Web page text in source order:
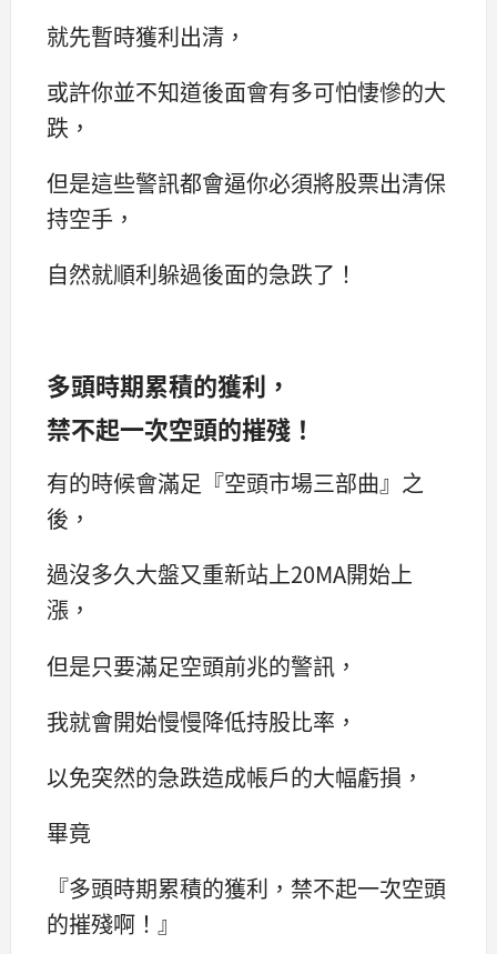
就先暫時獲利出清，
或許你並不知道後面會有多可怕悽慘的大
跌，
但是這些警訊都會逼你必須將股票出清保
持空手，
自然就順利躲過後面的急跌了！
多頭時期累積的獲利，
禁不起一次空頭的摧殘！
有的時候會滿足『空頭市場三部曲』之
後，
過沒多久大盤又重新站上20MA開始上
漲，
但是只要滿足空頭前兆的警訊，
我就會開始慢慢降低持股比率，
以免突然的急跌造成帳戶的大幅虧損，
畢竟
『多頭時期累積的獲利，禁不起一次空頭
的摧殘啊！』